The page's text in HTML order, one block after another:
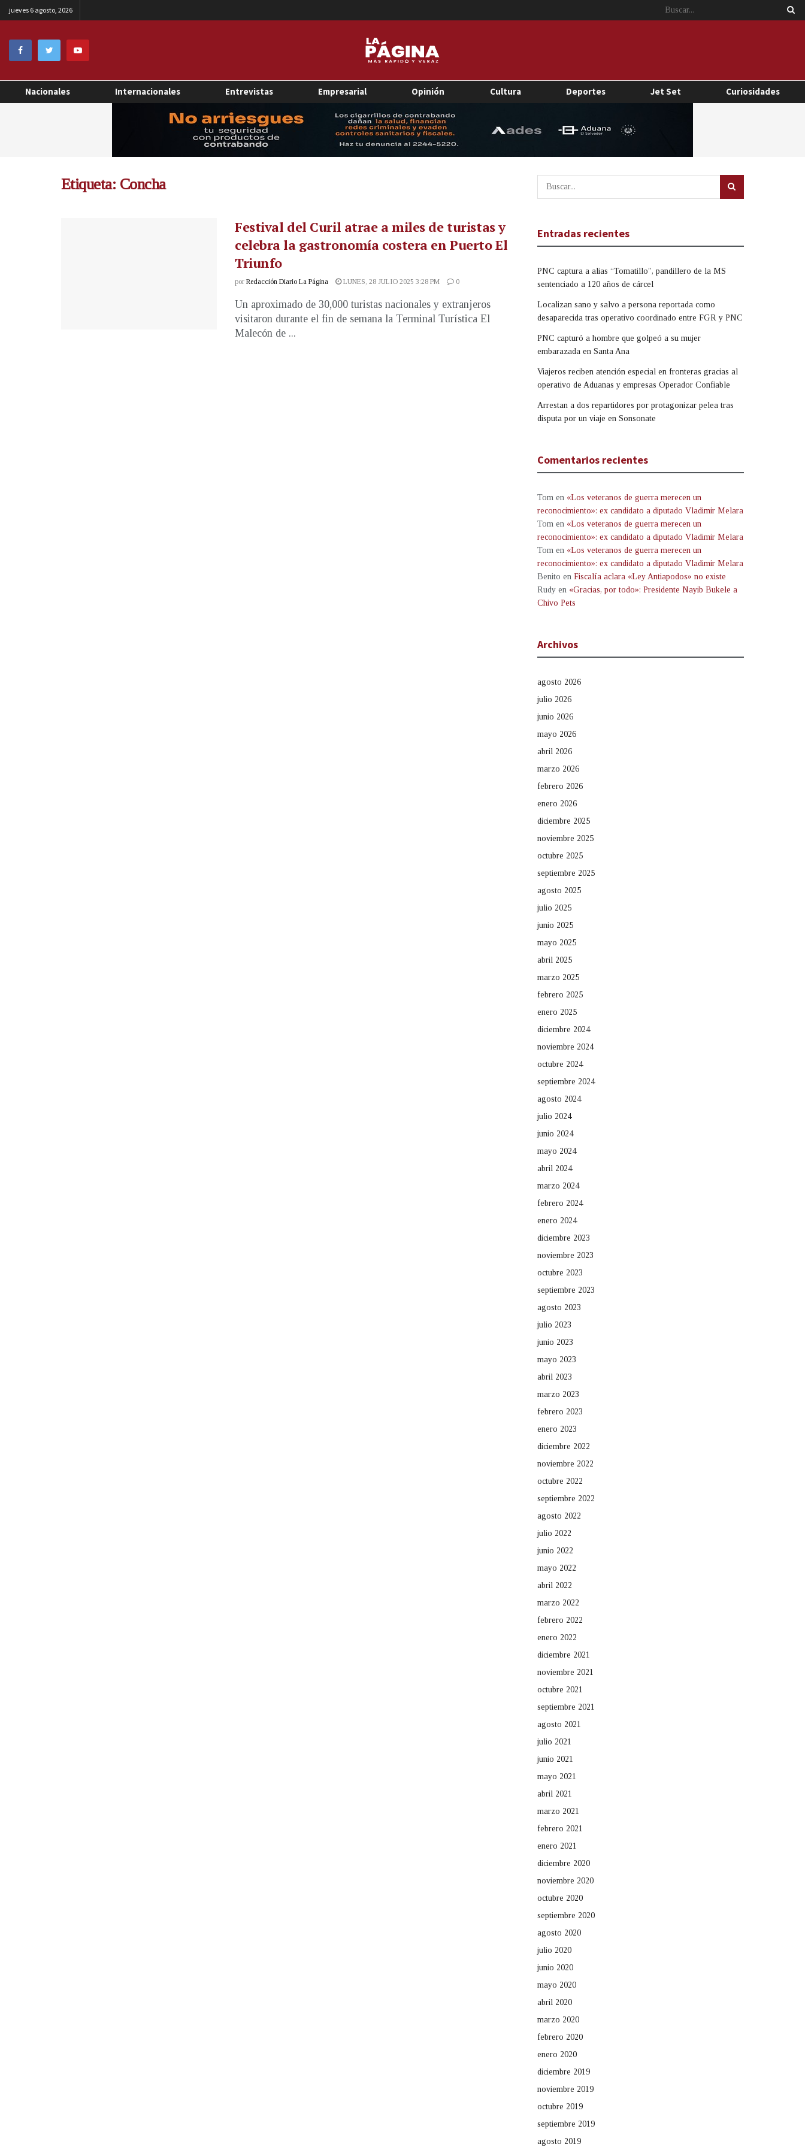
jueves 6 agosto, 2026
Nacionales Internacionales Entrevistas Empresarial Opinión Cultura Deportes Jet Set Curiosidades
Etiqueta: Concha
Festival del Curil atrae a miles de turistas y
celebra la gastronomía costera en Puerto El
Triunfo
por Redacción Diario La Página LUNES, 28 JULIO 2025 3:28 PM 0
Un aproximado de 30,000 turistas nacionales y extranjeros
visitaron durante el fin de semana la Terminal Turística El
Malecón de ...
Entradas recientes
PNC captura a alias “Tomatillo”, pandillero de la MS
sentenciado a 120 años de cárcel
Localizan sano y salvo a persona reportada como
desaparecida tras operativo coordinado entre FGR y PNC
PNC capturó a hombre que golpeó a su mujer
embarazada en Santa Ana
Viajeros reciben atención especial en fronteras gracias al
operativo de Aduanas y empresas Operador Confiable
Arrestan a dos repartidores por protagonizar pelea tras
disputa por un viaje en Sonsonate
Comentarios recientes
Tom en «Los veteranos de guerra merecen un
reconocimiento»: ex candidato a diputado Vladimir Melara
Tom en «Los veteranos de guerra merecen un
reconocimiento»: ex candidato a diputado Vladimir Melara
Tom en «Los veteranos de guerra merecen un
reconocimiento»: ex candidato a diputado Vladimir Melara
Benito en Fiscalía aclara «Ley Antiapodos» no existe
Rudy en «Gracias, por todo»: Presidente Nayib Bukele a
Chivo Pets
Archivos
agosto 2026
julio 2026
junio 2026
mayo 2026
abril 2026
marzo 2026
febrero 2026
enero 2026
diciembre 2025
noviembre 2025
octubre 2025
septiembre 2025
agosto 2025
julio 2025
junio 2025
mayo 2025
abril 2025
marzo 2025
febrero 2025
enero 2025
diciembre 2024
noviembre 2024
octubre 2024
septiembre 2024
agosto 2024
julio 2024
junio 2024
mayo 2024
abril 2024
marzo 2024
febrero 2024
enero 2024
diciembre 2023
noviembre 2023
octubre 2023
septiembre 2023
agosto 2023
julio 2023
junio 2023
mayo 2023
abril 2023
marzo 2023
febrero 2023
enero 2023
diciembre 2022
noviembre 2022
octubre 2022
septiembre 2022
agosto 2022
julio 2022
junio 2022
mayo 2022
abril 2022
marzo 2022
febrero 2022
enero 2022
diciembre 2021
noviembre 2021
octubre 2021
septiembre 2021
agosto 2021
julio 2021
junio 2021
mayo 2021
abril 2021
marzo 2021
febrero 2021
enero 2021
diciembre 2020
noviembre 2020
octubre 2020
septiembre 2020
agosto 2020
julio 2020
junio 2020
mayo 2020
abril 2020
marzo 2020
febrero 2020
enero 2020
diciembre 2019
noviembre 2019
octubre 2019
septiembre 2019
agosto 2019